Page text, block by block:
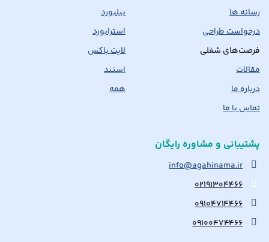
رسانه ها
درخواست طراحی
فرصت‌های شغلی
مقالات
درباره ما
تماس با ما
بیلبورد
استرابورد
لایت باکس
استند
همه
پشتیبانی و مشاوره رایگان
info@agahinama.ir
۰۲۱۹۱۳۰۴۴۶۶
۰۹۱۰۴۷۱۴۴۶۶
۰۹۱۰۰۴۷۴۴۶۶